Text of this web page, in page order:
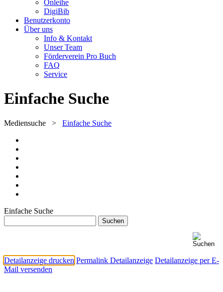
Onleihe
DigiBib
Benutzerkonto
Über uns
Info & Kontakt
Unser Team
Förderverein Pro Buch
FAQ
Service
Einfache Suche
Mediensuche > Einfache Suche
Einfache Suche
Detailanzeige drucken Permalink Detailanzeige Detailanzeige per E-
Mail versenden